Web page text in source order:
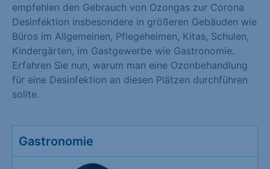
empfehlen den Gebrauch von Ozongas zur Corona
Desinfektion insbesondere in größeren Gebäuden wie
Büros im Allgemeinen, Pflegeheimen, Kitas, Schulen,
Kindergärten, im Gastgewerbe wie Gastronomie.
Erfahren Sie nun, warum man eine Ozonbehandlung
für eine Desinfektion an diesen Plätzen durchführen
sollte.
Gastronomie